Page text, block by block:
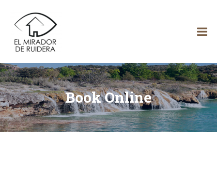
content
El
Mirador
de Ruidera
Book Online